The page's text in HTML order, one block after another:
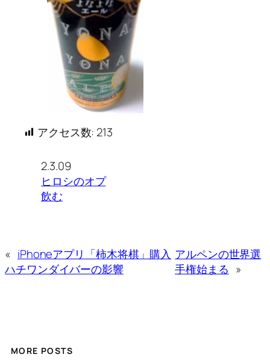
アクセス数: 213
2.3.09
ヒロシのオプ
飲む
« iPhoneアプリ「柿木将棋」購入
ハチワンダイバーの影響
アルペンの世界選
手権始まる »
MORE POSTS